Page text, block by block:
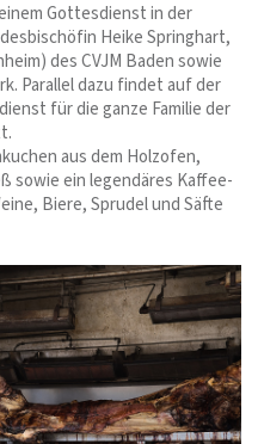
Gottesdienst in der
Heike Springhart,
des CVJM Baden sowie
Parallel dazu findet auf der
für die ganze Familie der
aus dem Holzofen,
sowie ein legendäres Kaffee-
Biere, Sprudel und Säfte